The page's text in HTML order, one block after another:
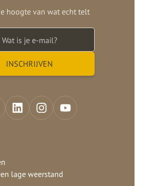
hoogte van wat echt telt
lage weerstand